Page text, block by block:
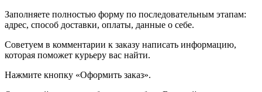
​​​​​​​Заполняете полностью форму по последовательным этапам:
адрес, способ доставки, оплаты, данные о себе.
​​​​​​​Советуем в комментарии к заказу написать информацию,
которая поможет курьеру вас найти.
​​​​​​​Нажмите кнопку «Оформить заказ».